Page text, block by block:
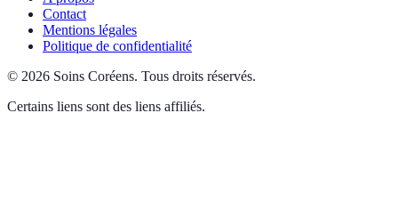
Contact
Mentions légales
Politique de confidentialité
© 2026 Soins Coréens. Tous droits réservés.
Certains liens sont des liens affiliés.